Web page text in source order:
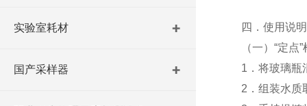
实验室耗材
国产采样器
四．使用说明
（一）“定点
1．将玻璃瓶
2．组装水质